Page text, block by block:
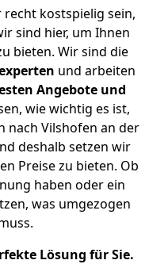
kostspielig sein,
sind hier, um Ihnen
bieten. Wir sind die
und arbeiten
Angebote und
wie wichtig es ist,
nach Vilshofen an der
deshalb setzen wir
Preise zu bieten. Ob
haben oder ein
was umgezogen
Lösung für Sie.